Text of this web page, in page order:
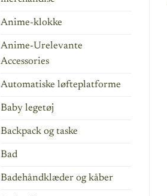
Anime-klokke
Anime-Urelevante
Accessories
Automatiske løfteplatforme
Baby legetøj
Backpack og taske
Bad
Badehåndklæder og kåber